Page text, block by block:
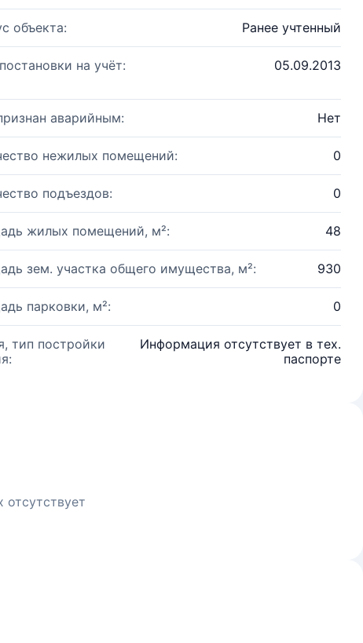
объекта: Ранее учтенный
на учёт: 05.09.2013
аварийным: Нет
нежилых помещений: 0
подъездов: 0
жилых помещений, м²: 48
зем. участка общего имущества, м²: 930
парковки, м²: 0
тип постройки
Информация отсутствует в тех.
паспорте